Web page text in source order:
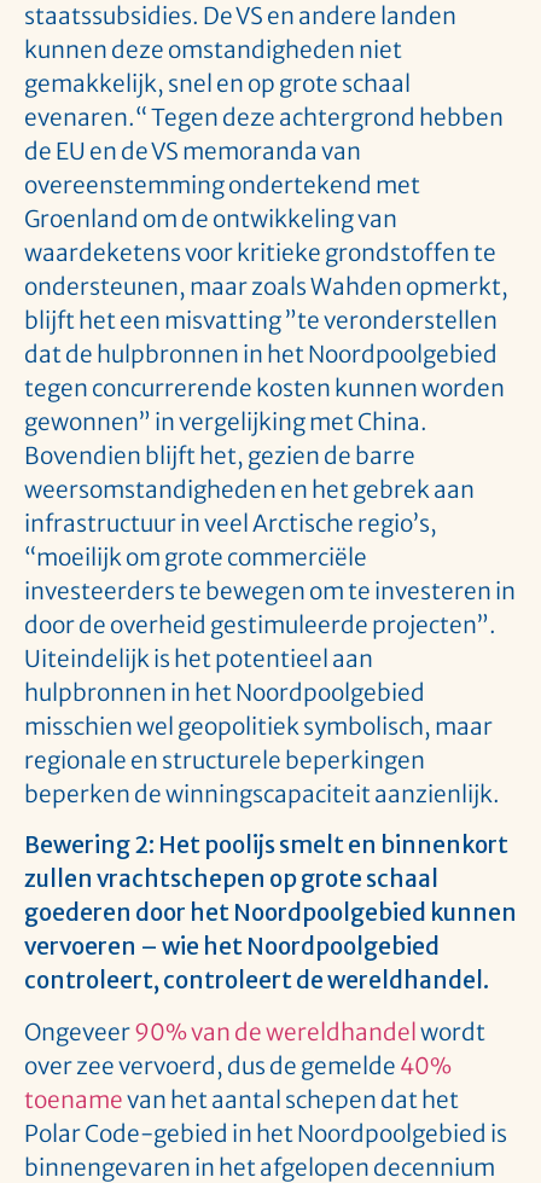
staatssubsidies. De VS en andere landen
kunnen deze omstandigheden niet
gemakkelijk, snel en op grote schaal
evenaren.“ Tegen deze achtergrond hebben
de EU en de VS memoranda van
overeenstemming ondertekend met
Groenland om de ontwikkeling van
waardeketens voor kritieke grondstoffen te
ondersteunen, maar zoals Wahden opmerkt,
blijft het een misvatting ”te veronderstellen
dat de hulpbronnen in het Noordpoolgebied
tegen concurrerende kosten kunnen worden
gewonnen” in vergelijking met China.
Bovendien blijft het, gezien de barre
weersomstandigheden en het gebrek aan
infrastructuur in veel Arctische regio’s,
“moeilijk om grote commerciële
investeerders te bewegen om te investeren in
door de overheid gestimuleerde projecten”.
Uiteindelijk is het potentieel aan
hulpbronnen in het Noordpoolgebied
misschien wel geopolitiek symbolisch, maar
regionale en structurele beperkingen
beperken de winningscapaciteit aanzienlijk.
Bewering 2: Het poolijs smelt en binnenkort
zullen vrachtschepen op grote schaal
goederen door het Noordpoolgebied kunnen
vervoeren – wie het Noordpoolgebied
controleert, controleert de wereldhandel.
Ongeveer90% van de wereldhandelwordt
over zee vervoerd, dus de gemelde 40%
toenamevan het aantal schepen dat het
Polar Code-gebied in het Noordpoolgebied is
binnengevaren in het afgelopen decennium